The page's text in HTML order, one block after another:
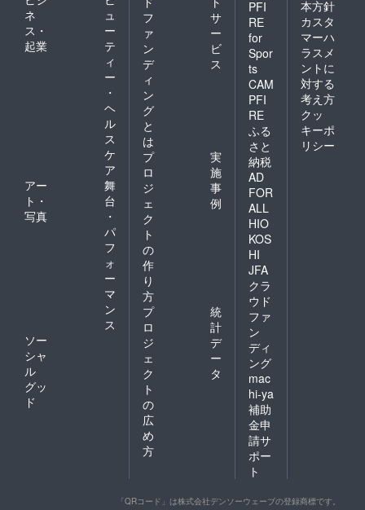
ネ
ス・
起業
ュ
ー
テ
ィ
ー
・
ヘ
ル
ス
ケ
ア
アー
ト・
写真
舞
台
・
パ
フ
ォ
ー
マ
ン
ス
ソー
シャ
ル
グッ
ド
フ
ァ
ン
デ
ィ
ン
グ
と
は
サ
ー
ビ
ス
プ
ロ
ジ
ェ
ク
ト
の
作
り
方
実
施
事
例
プ
ロ
ジ
ェ
ク
ト
の
広
め
方
統
計
デ
ー
タ
PFI
RE
for
Spor
ts
CAM
PFI
RE
ふる
さと
納税
AD
FOR
ALL
HIO
KOS
HI
JFA
クラ
ウド
ファ
ン
ディ
ング
mac
hi-ya
補助
金申
請サ
ポー
ト
本方針
カスタ
マーハ
ラスメ
ントに
対する
考え方
クッ
キーポ
リシー
「QRコード」は株式会社デンソーウェーブの登録商標です。